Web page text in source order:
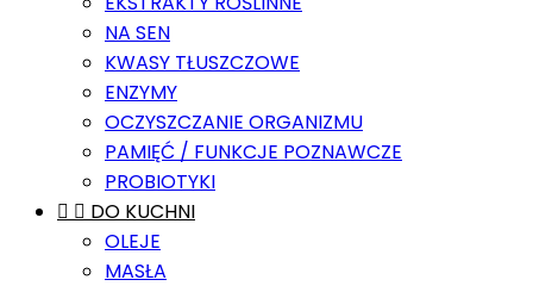
NA SEN
KWASY TŁUSZCZOWE
ENZYMY
OCZYSZCZANIE ORGANIZMU
PAMIĘĆ / FUNKCJE POZNAWCZE
PROBIOTYKI
  DO KUCHNI
OLEJE
MASŁA